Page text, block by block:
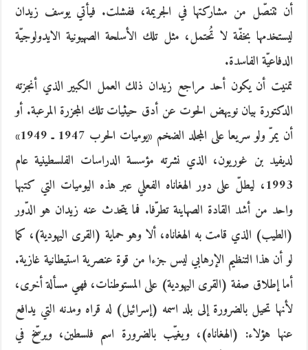
أن تتنصّل من مشاركتها في الجريمة، ففشلت. فيأتي يوسف زيدان
ليستخدمها بخفّة لا تُحتمل، مثل تلك الأسلحة الصهيونية الايدولوجيّة
الدفاعيّة الفاسدة.
تمنيت أن يكون أحد مراجع زيدان ذلك العمل الكبير الذي أنجزته
الدكتورة بيان نويهض الحوت عن أدق حيثيات تلك المجزرة المرعبة. أو
أن يمرّ ولو سريعا على المجلد الضخم «يوميات الحرب 1947 ـ 1949»
لديفيد بن غوريون، الذي نشرته مؤسسة الدراسات الفلسطينية عام
1993، ليطلّ على دور الهغاناه الفعلي عبر هذه اليوميات التي كتبها
واحد من أشد القادة الصهاينة تطرّفا. فما يتحدث عنه زيدان هو الدّور
(الطيب) الذي قامت به الهغاناه، ألا وهو حماية (القرى اليهودية)، كما
لو أن هذا التنظيم الإرهابي ليس جزءا من قوة عنصرية استيطانية غازية.
أما إطلاق صفة (القرى اليهودية) على المستوطنات، فهي مسألة أخرى،
لأنها تحيل بالضرورة إلى بلد اسمه (إسرائيل) له قراه ومدنه التي يدافع
عنها هؤلاء: (الهغاناه)، ويغيّب بالضرورة اسم فلسطين، ويرسّخ في